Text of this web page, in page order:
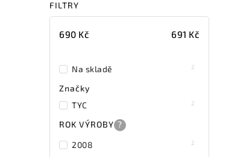
FILTRY
690 Kč 691 Kč
Na skladě 2
Značky
TYC
2
ROK VÝROBY ?
2008
2